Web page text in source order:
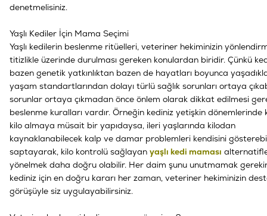
denetmelisiniz.
Yaşlı Kediler İçin Mama Seçimi
Yaşlı kedilerin beslenme ritüelleri, veteriner hekiminizin
titizlikle üzerinde durulması gereken konulardan biridir. Çünkü
bazen genetik yatkınlıktan bazen de hayatları boyunca
yaşam standartlarından dolayı türlü sağlık sorunları ortaya
sorunlar ortaya çıkmadan önce önlem olarak dikkat edilmesi
beslenme kuralları vardır. Örneğin kediniz yetişkin dönemlerinde
kilo almaya müsait bir yapıdaysa, ileri yaşlarında kilodan
kaynaklanabilecek kalp ve damar problemleri kendisini
saptayarak, kilo kontrolü sağlayan yaşlı kedi maması
yönelmek daha doğru olabilir. Her daim şunu unutmamak
kediniz için en doğru kararı her zaman, veteriner hekiminizin
görüşüyle siz uygulayabilirsiniz.